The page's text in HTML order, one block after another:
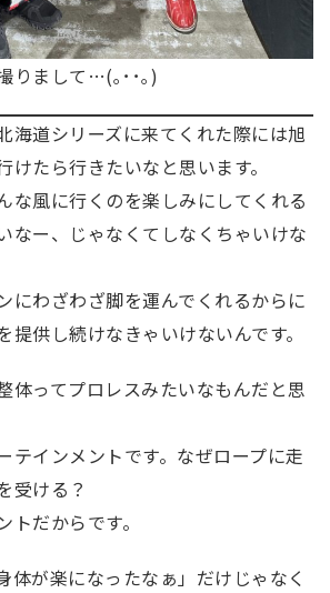
りまして…(｡･･｡)
海道シリーズに来てくれた際には旭
けたら行きたいなと思います。
な風に行くのを楽しみにしてくれる
なー、じゃなくてしなくちゃいけな
にわざわざ脚を運んでくれるからに
提供し続けなきゃいけないんです。
体ってプロレスみたいなもんだと思
テインメントです。なぜロープに走
受ける？
だからです。
体が楽になったなぁ」だけじゃなく